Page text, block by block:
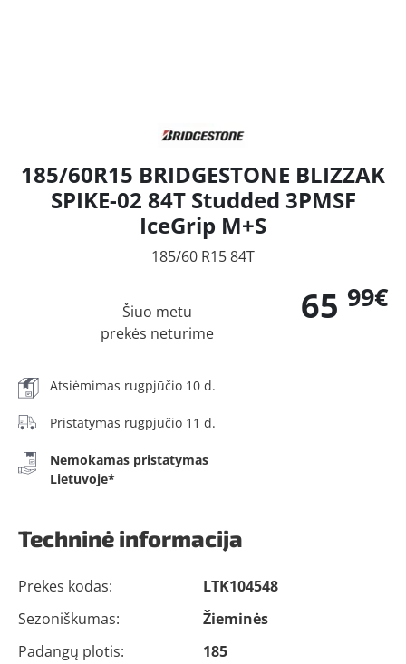
185/60R15 BRIDGESTONE BLIZZAK
SPIKE-02 84T Studded 3PMSF
IceGrip M+S
185/60 R15 84T
65 99€
Šiuo metu
prekės neturime
Atsiėmimas rugpjūčio 10 d.
Pristatymas rugpjūčio 11 d.
Nemokamas pristatymas
Lietuvoje*
Techninė informacija
Prekės kodas:
LTK104548
Sezoniškumas:
Žieminės
Padangų plotis:
185